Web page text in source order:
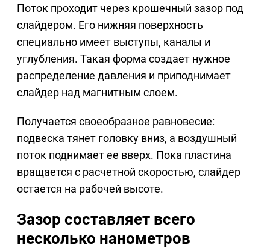
Поток проходит через крошечный зазор под
слайдером. Его нижняя поверхность
специально имеет выступы, каналы и
углубления. Такая форма создает нужное
распределение давления и приподнимает
слайдер над магнитным слоем.
Получается своеобразное равновесие:
подвеска тянет головку вниз, а воздушный
поток поднимает ее вверх. Пока пластина
вращается с расчетной скоростью, слайдер
остается на рабочей высоте.
Зазор составляет всего
несколько нанометров